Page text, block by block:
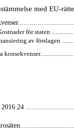
med EU-
för staten
av förslagen
2016:24